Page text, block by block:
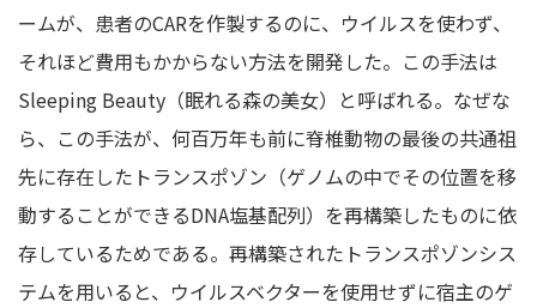
ームが、患者のCARを作製するのに、ウイルスを使わず、
それほど費用もかからない方法を開発した。この手法は
Sleeping Beauty（眠れる森の美女）と呼ばれる。なぜな
ら、この手法が、何百万年も前に脊椎動物の最後の共通祖
先に存在したトランスポゾン（ゲノムの中でその位置を移
動することができるDNA塩基配列）を再構築したものに依
存しているためである。再構築されたトランスポゾンシス
テムを用いると、ウイルスベクターを使用せずに宿主のゲ